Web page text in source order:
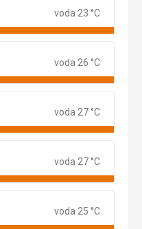
voda 23 °C
voda 26 °C
voda 27 °C
voda 27 °C
voda 25 °C